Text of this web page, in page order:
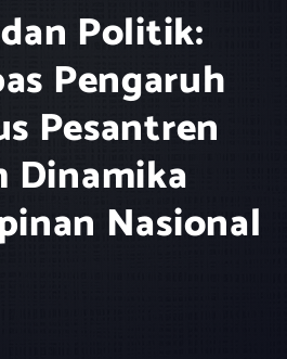
Politik:
Pengaruh
Pesantren
Dinamika
Nasional